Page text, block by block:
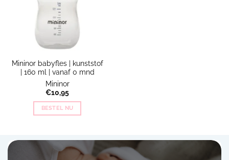
Mininor babyfles | kunststof
| 160 ml | vanaf 0 mnd
Mininor
€10,95
BESTEL NU